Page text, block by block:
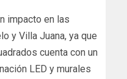
impacto en las
y Villa Juana, ya que
cuenta con un
LED y murales